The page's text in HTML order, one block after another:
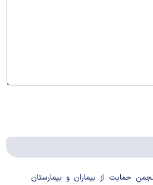
حمایت از بیماران و بیمارستان